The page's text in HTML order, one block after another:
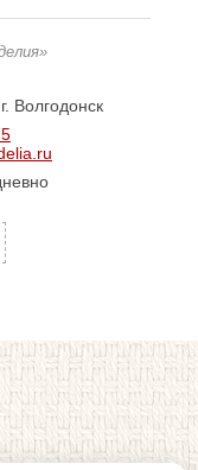
Волгодонск